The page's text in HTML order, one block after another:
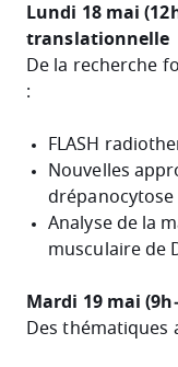
Lundi 18 mai
translationnelle
De la recherche
:
FLASH
Nouvelles
drépanocytose
Analyse de la
musculaire de
Mardi 19 mai
Des thématiques